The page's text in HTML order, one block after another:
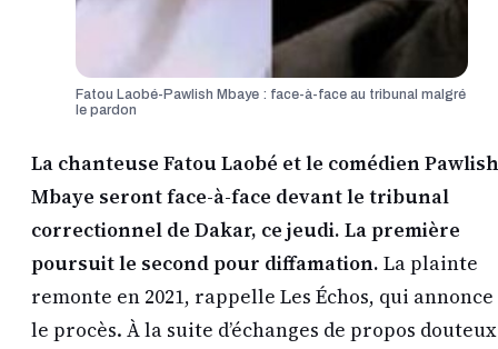
Fatou Laobé-Pawlish Mbaye : face-à-face au tribunal malgré
le pardon
La chanteuse Fatou Laobé et le comédien Pawlish
Mbaye seront face-à-face devant le tribunal
correctionnel de Dakar, ce jeudi. La première
poursuit le second pour diffamation. La plainte
remonte en 2021, rappelle Les Échos, qui annonce
le procès. À la suite d’échanges de propos douteux